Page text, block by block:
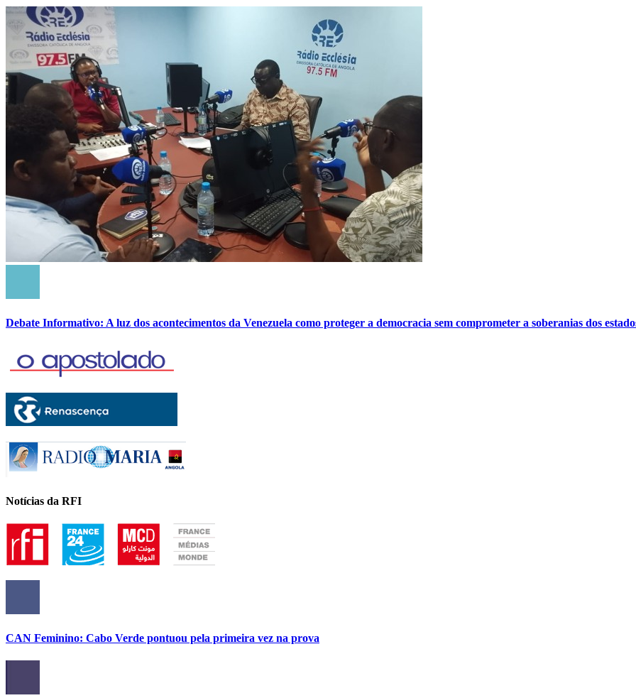
Debate Informativo: A luz dos acontecimentos da Venezuela como proteger a democracia sem comprometer a soberanias dos
Notícias da RFI
CAN Feminino: Cabo Verde pontuou pela primeira vez na prova